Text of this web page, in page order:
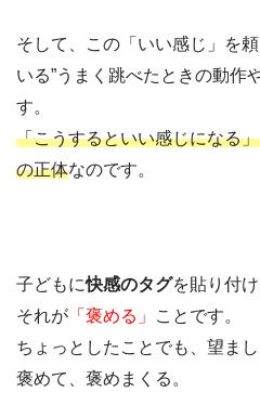
そして、この「いい感じ」を
いる”うまく跳べたときの動作
す。
「こうするといい感じになる
の正体なのです。
子どもに快感のタグを貼り付
それが 「褒める」
ことです。
ちょっとしたことでも、望ま
褒めて、褒めまくる。